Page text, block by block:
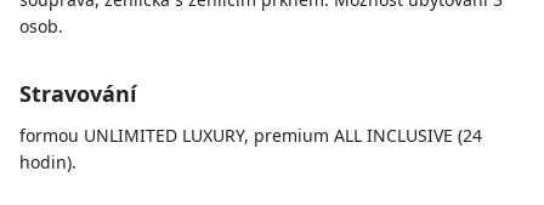
osob.
Stravování
formou UNLIMITED LUXURY, premium ALL INCLUSIVE (24
hodin).